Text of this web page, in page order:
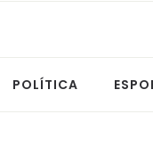
POLÍTICA